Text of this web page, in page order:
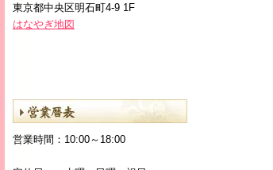
東京都中央区明石町4-9 1F
はなやぎ地図
営業時間：10:00～18:00